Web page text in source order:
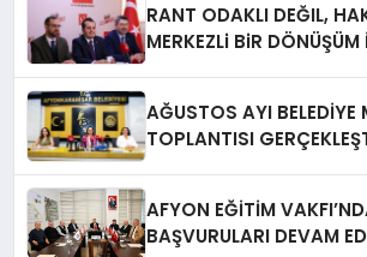
RANT ODAKLI DEĞIL,
MERKEZLi BiR DÖNÜŞÜM
AĞUSTOS AYI BELEDİYE
TOPLANTISI
AFYON EĞİTİM
BAŞVURULARI DEVAM